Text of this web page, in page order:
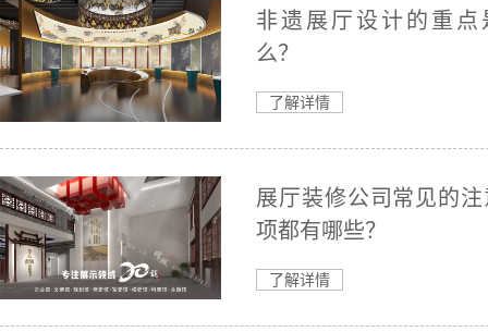
非遗展厅设计的重点
么？
了解详情
展厅装修公司常见的注
项都有哪些？
了解详情